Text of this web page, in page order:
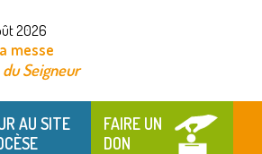
2026
messe
Seigneur
AU SITE
FAIRE UN
DON